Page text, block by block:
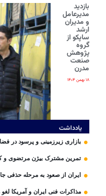
بازدید
مدیرعامل
و مدیران
ارشد
ساپکو از
گروه
پژوهش
صنعت
مدرن
۱۸ بهمن ۱۴۰۴
یادداشت
بازاری زیرزمینی و پرسود در
تمرین مشترک بیژن مرتضوی و
ایران از صعود به مرحله حذفی
مذاکرات فنی ایران و آمریکا